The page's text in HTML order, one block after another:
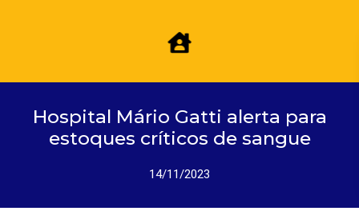
Hospital Mário Gatti alerta para
estoques críticos de sangue
14/11/2023